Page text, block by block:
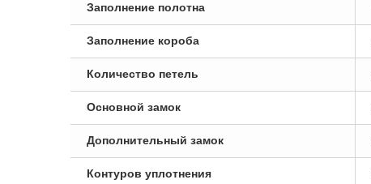
Заполнение полотна
Заполнение короба
Количество петель
Основной замок
Дополнительный замок
Контуров уплотнения